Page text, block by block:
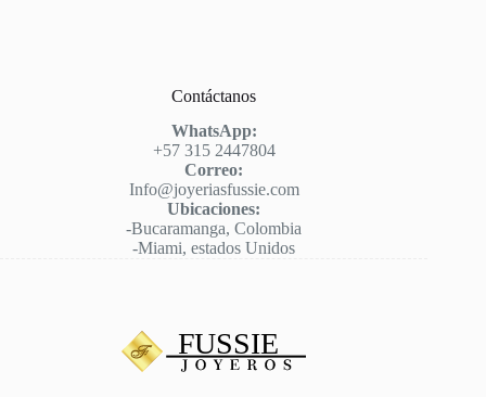
Contáctanos
WhatsApp:
+57 315 2447804
Correo:
Info@joyeriasfussie.com
Ubicaciones:
-Bucaramanga, Colombia
-Miami, estados Unidos